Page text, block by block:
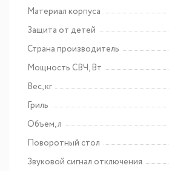
Материал корпуса
Защита от детей
Страна производитель
Мощность СВЧ, Вт
Вес, кг
Гриль
Объем, л
Поворотный стол
Звуковой сигнал отключения